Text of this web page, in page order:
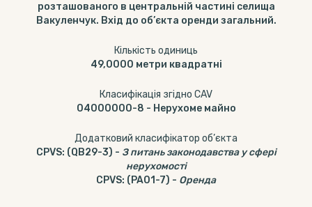
розташованого в центральній частині селища
Вакуленчук. Вхід до об’єкта оренди загальний.
Кількість одиниць
49,0000 метри квадратні
Класифікація згідно CAV
04000000-8 - Нерухоме майно
Додатковий класифікатор об’єкта
CPVS: (QB29-3) - З питань законодавства у сфері
нерухомості
CPVS: (PA01-7) - Оренда